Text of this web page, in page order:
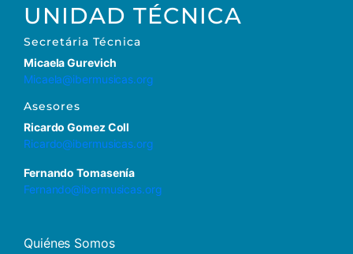
UNIDAD TÉCNICA
Secretária Técnica
Micaela Gurevich
Micaela@ibermusicas.org
Asesores
Ricardo Gomez Coll
Ricardo@ibermusicas.org
Fernando Tomasenía
Fernando@ibermusicas.org
Quiénes Somos